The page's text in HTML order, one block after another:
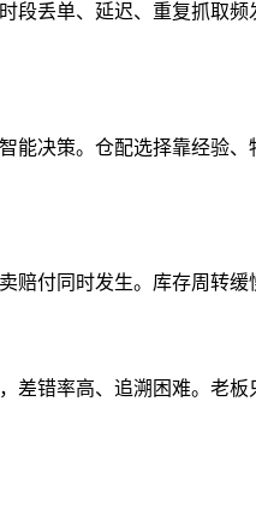
丢单、延迟、重复抓取
决策。仓配选择靠经验
付同时发生。库存周转缓
错率高、追溯困难。老板